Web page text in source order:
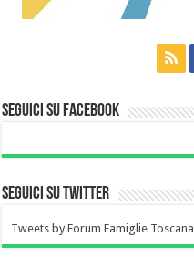
Seguici su Facebook
Seguici su Twitter
Tweets by Forum Famiglie Toscana